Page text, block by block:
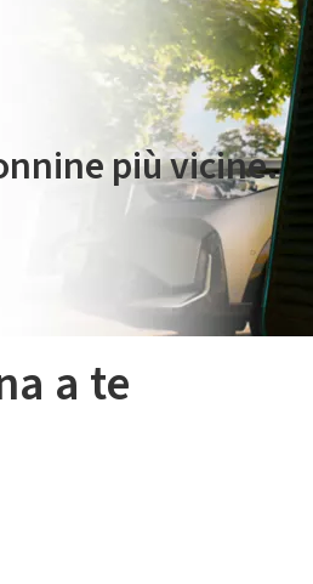
gestito da Plenitude On The Road
più vicine.
a te